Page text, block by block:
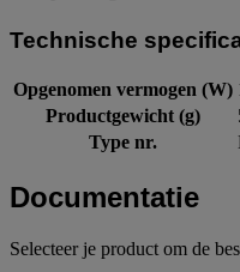
Technische
Opgenomen vermogen (W)
Productgewicht (g)
Type nr.
Documentatie
Selecteer je product om de